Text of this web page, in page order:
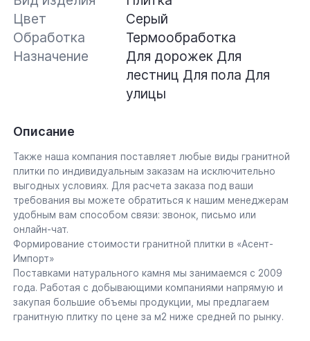
Цвет
Серый
Обработка
Термообработка
Назначение
Для дорожек Для
лестниц Для пола Для
улицы
Описание
Также наша компания поставляет любые виды гранитной
плитки по индивидуальным заказам на исключительно
выгодных условиях. Для расчета заказа под ваши
требования вы можете обратиться к нашим менеджерам
удобным вам способом связи: звонок, письмо или
онлайн-чат.
Формирование стоимости гранитной плитки в «Асент-
Импорт»
Поставками натурального камня мы занимаемся с 2009
года. Работая с добывающими компаниями напрямую и
закупая большие объемы продукции, мы предлагаем
гранитную плитку по цене за м2 ниже средней по рынку.